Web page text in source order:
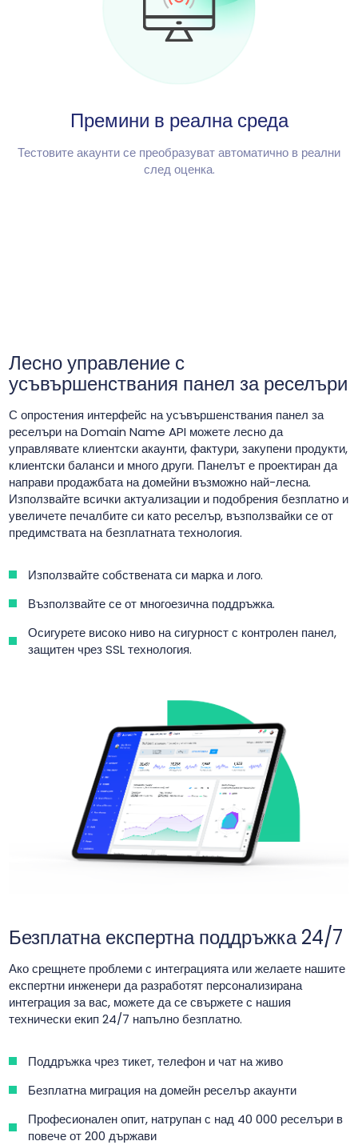
Премини в реална среда
Тестовите акаунти се преобразуват автоматично в реални
след оценка.
Лесно управление с
усъвършенствания панел за реселъри
С опростения интерфейс на усъвършенствания панел за
реселъри на Domain Name API можете лесно да
управлявате клиентски акаунти, фактури, закупени продукти,
клиентски баланси и много други. Панелът е проектиран да
направи продажбата на домейни възможно най-лесна.
Използвайте всички актуализации и подобрения безплатно и
увеличете печалбите си като реселър, възползвайки се от
предимствата на безплатната технология.
Използвайте собствената си марка и лого.
Възползвайте се от многоезична поддръжка.
Осигурете високо ниво на сигурност с контролен панел,
защитен чрез SSL технология.
Безплатна експертна поддръжка 24/7
Ако срещнете проблеми с интеграцията или желаете нашите
експертни инженери да разработят персонализирана
интеграция за вас, можете да се свържете с нашия
технически екип 24/7 напълно безплатно.
Поддръжка чрез тикет, телефон и чат на живо
Безплатна миграция на домейн реселър акаунти
Професионален опит, натрупан с над 40 000 реселъри в
повече от 200 държави